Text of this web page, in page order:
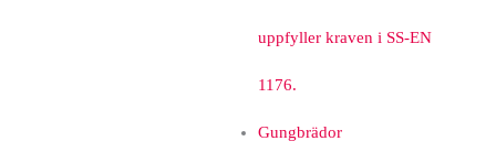
uppfyller kraven i SS-EN
1176.
Gungbrädor